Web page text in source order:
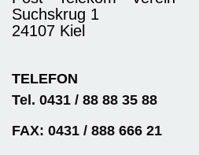
Suchskrug 1
24107 Kiel
TELEFON
Tel. 0431 / 88 88 35 88
FAX: 0431 / 888 666 21